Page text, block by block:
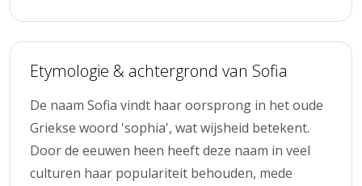
Etymologie & achtergrond van Sofia
De naam Sofia vindt haar oorsprong in het oude
Griekse woord 'sophia', wat wijsheid betekent.
Door de eeuwen heen heeft deze naam in veel
culturen haar populariteit behouden, mede